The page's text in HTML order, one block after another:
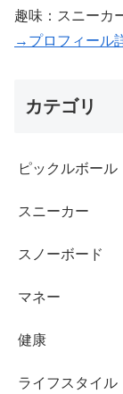
趣味：スニーカ
→プロフィール
カテゴリ
ピックルボール
スニーカー
スノーボード
マネー
健康
ライフスタイル